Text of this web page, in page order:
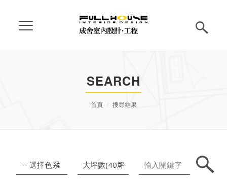
SEARCH
首頁 搜尋結果